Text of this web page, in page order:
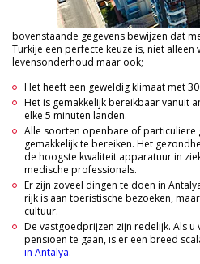
bovenstaande gegevens bewijzen dat
Turkije een perfecte keuze is, niet alleen
levensonderhoud maar ook;
Het heeft een geweldig klimaat met
Het is gemakkelijk bereikbaar vanuit
elke 5 minuten landen.
Alle soorten openbare of particuliere
gemakkelijk te bereiken. Het
de hoogste kwaliteit apparatuur in
medische professionals.
Er zijn zoveel dingen te doen in
rijk is aan toeristische bezoeken,
cultuur.
De vastgoedprijzen zijn redelijk. Als
pensioen te gaan, is er een breed
in Antalya.